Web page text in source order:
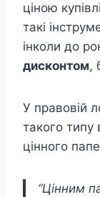
ціною
такі
інколи до
дисконтом,
У правовій
такого типу
цінного
“Цінним